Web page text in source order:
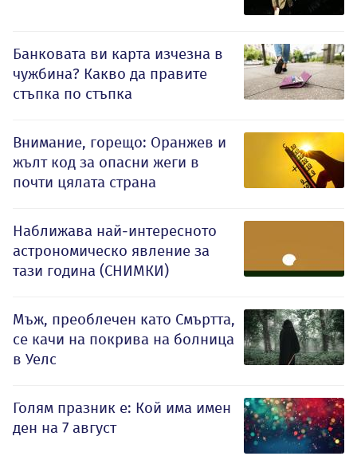
Банковата ви карта изчезна в
чужбина? Какво да правите
стъпка по стъпка
Внимание, горещо: Оранжев и
жълт код за опасни жеги в
почти цялата страна
Наближава най-интересното
астрономическо явление за
тази година (СНИМКИ)
Мъж, преоблечен като Смъртта,
се качи на покрива на болница
в Уелс
Голям празник е: Кой има имен
ден на 7 август